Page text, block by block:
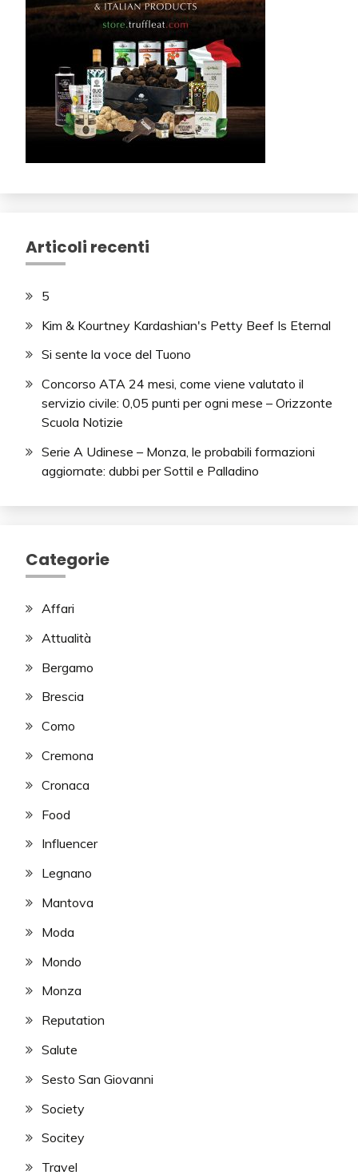
Articoli recenti
5
Kim & Kourtney Kardashian's Petty Beef Is Eternal
Si sente la voce del Tuono
Concorso ATA 24 mesi, come viene valutato il
servizio civile: 0,05 punti per ogni mese – Orizzonte
Scuola Notizie
Serie A Udinese – Monza, le probabili formazioni
aggiornate: dubbi per Sottil e Palladino
Categorie
Affari
Attualità
Bergamo
Brescia
Como
Cremona
Cronaca
Food
Influencer
Legnano
Mantova
Moda
Mondo
Monza
Reputation
Salute
Sesto San Giovanni
Society
Socitey
Travel